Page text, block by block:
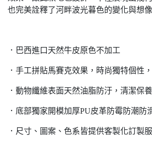
也完美詮釋了河畔波光暮色的變化與想像
．巴西進口天然牛皮原色不加工
．手工拼貼馬賽克效果，時尚獨特個性
．動物纖維表面天然油脂防汙，清潔保
．底部獨家開模加厚PU皮革防霉防潮防
．尺寸、圖案、色系皆提供客製化訂製